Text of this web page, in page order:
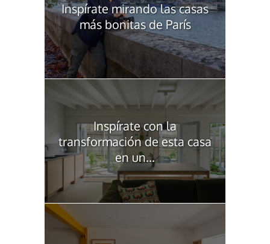
Inspírate mirando las casas
más bonitas de París
Inspírate con la
transformación de esta casa
en un...